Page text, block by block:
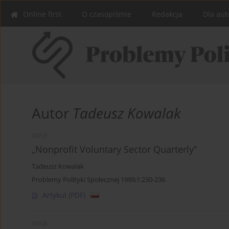
Online first O czasopiśmie Redakcja Dla
Autor Tadeusz Kowalak
„Nonprofit Voluntary Sector Quarterly”
Tadeusz Kowalak
Problemy Polityki Społecznej 1999;1:230-236
Artykuł (PDF)